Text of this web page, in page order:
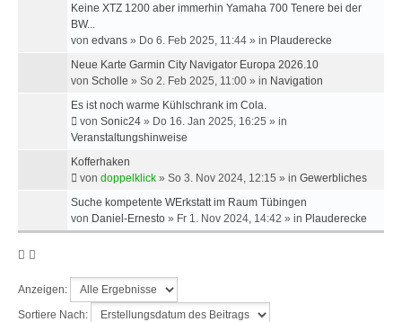
Keine XTZ 1200 aber immerhin Yamaha 700 Tenere bei der
BW...
von edvans » Do 6. Feb 2025, 11:44 » in Plauderecke
Neue Karte Garmin City Navigator Europa 2026.10
von Scholle » So 2. Feb 2025, 11:00 » in Navigation
Es ist noch warme Kühlschrank im Cola.
von Sonic24 » Do 16. Jan 2025, 16:25 » in
Veranstaltungshinweise
Kofferhaken
von doppelklick » So 3. Nov 2024, 12:15 » in Gewerbliches
Suche kompetente WErkstatt im Raum Tübingen
von Daniel-Ernesto » Fr 1. Nov 2024, 14:42 » in Plauderecke
Anzeigen:
Sortiere Nach: